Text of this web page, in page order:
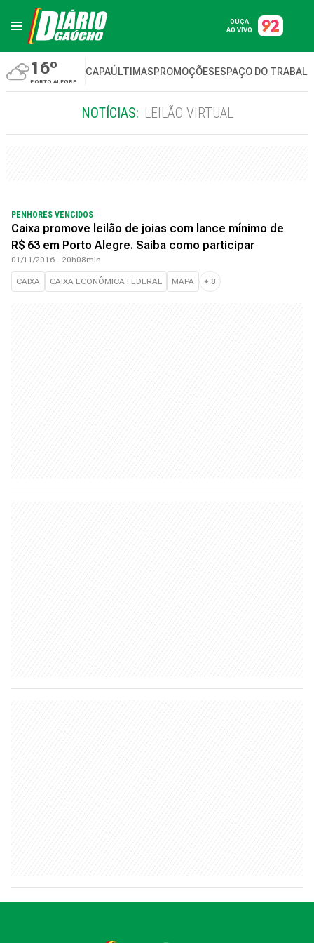
OUÇA
AO VIVO
16º
PORTO ALEGRE
CAPAÚLTIMASPROMOÇÕESESPAÇO DO
NOTÍCIAS: LEILÃO VIRTUAL
PENHORES VENCIDOS
Caixa promove leilão de joias com lance mínimo de
R$ 63 em Porto Alegre. Saiba como participar
01/11/2016 - 20h08min
CAIXA CAIXA ECONÔMICA FEDERAL MAPA + 8